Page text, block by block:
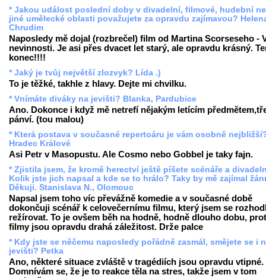
* Jakou událost poslední doby v divadelní, filmové, hudební
jiné umělecké oblasti považujete za opravdu zajímavou?
Chrudim
Naposledy mě dojal (rozbrečel) film od Martina Scorseseho -
nevinnosti. Je asi přes dvacet let starý, ale opravdu krásný.
konec!!!!
* Jaký je tvůj největší zlozvyk? Lída .)
To je těžké, takhle z hlavy. Dejte mi chvilku.
* Vnímáte diváky na jevišti? Blanka, Pardubice
Ano. Dokonce i když mě netrefí nějakým letícím
pánví. (tou malou)
* Která postava v současné repertoáru je vám osobně
Hradec Králové
Asi Petr v Masopustu. Ale Cosmo nebo Gobbel je taky fajn.
* Zjistila jsem, že kromě herectví ještě píšete scénáře a
Kolik jste jich napsal a kde se to hrálo? Taky by mě zajímal
Děkuji. Stanislava N., Olomouc
Napsal jsem toho víc převážně komedie a v současné době
dokončuji scénář k celovečernímu filmu, který jsem se
režírovat. To je ovšem běh na hodně, hodně dlouho dobu,
filmy jsou opravdu drahá záležitost. Drže palce
* Kdy jste se něčemu naposledy pořádně zasmál, smějete se i
jevišti? Petka
Ano, některé situace zvláště v tragédiích jsou opravdu vtipné.
Domnívám se, že je to reakce těla na stres, takže jsem v tom